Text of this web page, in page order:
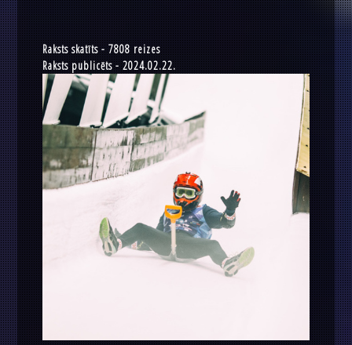
Raksts skatīts - 7808 reizes
Raksts publicēts - 2024.02.22.